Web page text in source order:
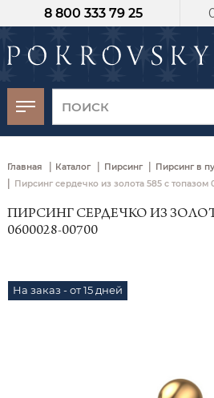
8 800 333 79 25
Главная | Каталог | Пирсинг | Пирсинг в
| Пирсинг сердечко из золота 585 с топазом
ПИРСИНГ СЕРДЕЧКО ИЗ
0600028-00700
На заказ - от 15 дней
-30%
от 15 дней с
момента оплаты